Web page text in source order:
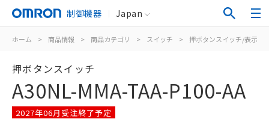
制御機器 Japan
ホーム > 商品情報 > 商品カテゴリ > スイッチ > 押ボタンスイッチ/表示灯
押ボタンスイッチ
A30NL-MMA-TAA-P100-AA
2027年06月受注終了予定